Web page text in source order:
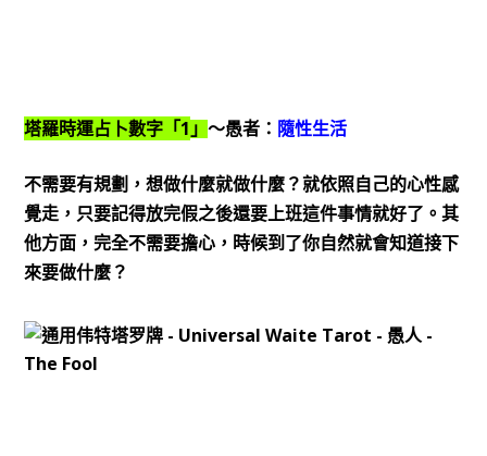
塔羅時運占卜數字「1 」 ～愚者： 隨性生活
不需要有規劃，想做什麼就做什麼？就依照自己的心性感
覺走，只要記得放完假之後還要上班這件事情就好了。其
他方面，完全不需要擔心，時候到了你自然就會知道接下
來要做什麼？